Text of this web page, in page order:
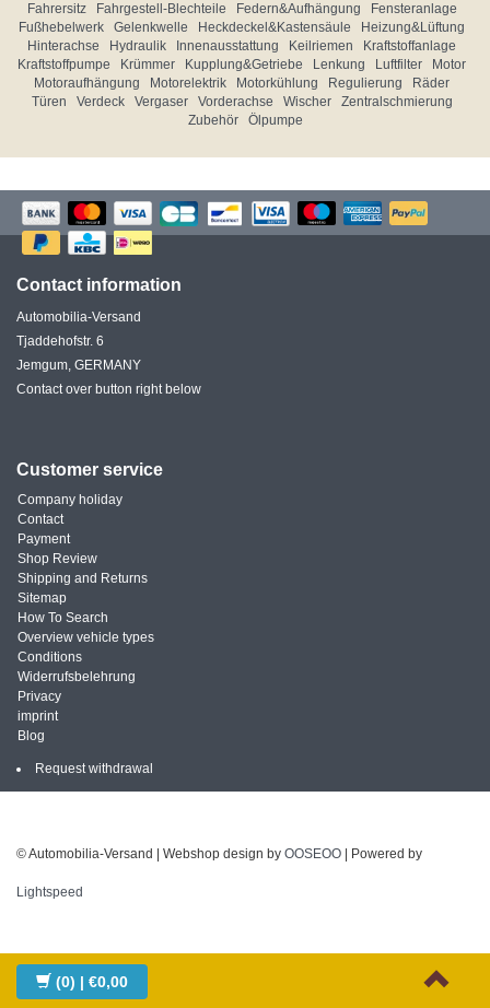
Fahrersitz
Fahrgestell-Blechteile Federn&Aufhängung
Fensteranlage
Fußhebelwerk
Gelenkwelle Heckdeckel&Kastensäule
Heizung&Lüftung
Hinterachse
Hydraulik Innenausstattung Keilriemen
Kraftstoffanlage
Kraftstoffpumpe
Krümmer Kupplung&Getriebe Lenkung Luftfilter
Motor
Motoraufhängung
Motorelektrik Motorkühlung Regulierung
Räder
Türen
Verdeck Vergaser Vorderachse Wischer
Zentralschmierung
Zubehör
Ölpumpe
Contact information
Automobilia-Versand
Tjaddehofstr. 6
Jemgum, GERMANY
Contact over button right below
Customer service
Company holiday
Contact
Payment
Shop Review
Shipping and Returns
Sitemap
How To Search
Overview vehicle types
Conditions
Widerrufsbelehrung
Privacy
imprint
Blog
Request withdrawal
© Automobilia-Versand | Webshop design by OOSEOO | Powered by
Lightspeed
(0) | €0,00